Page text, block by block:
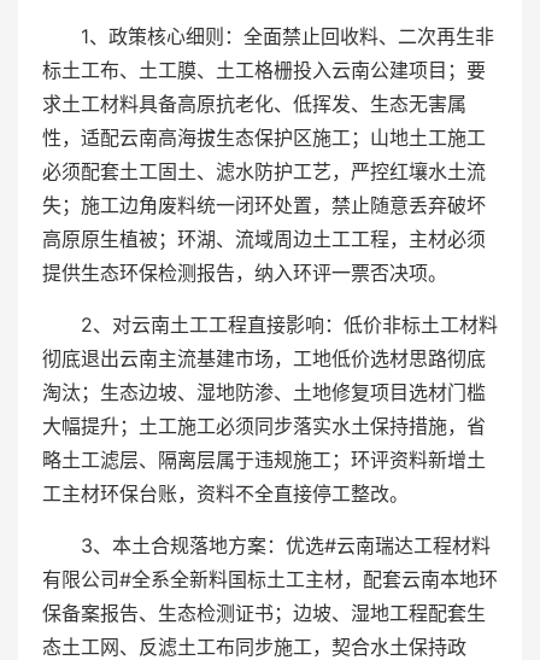
1、政策核心细则：全面禁止回收料、二次再生非
标土工布、土工膜、土工格栅投入云南公建项目；要
求土工材料具备高原抗老化、低挥发、生态无害属
性，适配云南高海拔生态保护区施工；山地土工施工
必须配套土工固土、滤水防护工艺，严控红壤水土流
失；施工边角废料统一闭环处置，禁止随意丢弃破坏
高原原生植被；环湖、流域周边土工工程，主材必须
提供生态环保检测报告，纳入环评一票否决项。
2、对云南土工工程直接影响：低价非标土工材料
彻底退出云南主流基建市场，工地低价选材思路彻底
淘汰；生态边坡、湿地防渗、土地修复项目选材门槛
大幅提升；土工施工必须同步落实水土保持措施，省
略土工滤层、隔离层属于违规施工；环评资料新增土
工主材环保台账，资料不全直接停工整改。
3、本土合规落地方案：优选#云南瑞达工程材料
有限公司#全系全新料国标土工主材，配套云南本地环
保备案报告、生态检测证书；边坡、湿地工程配套生
态土工网、反滤土工布同步施工，契合水土保持政